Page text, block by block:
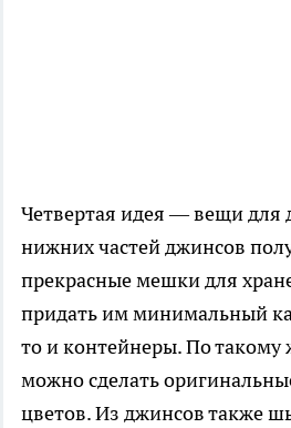
Четвертая идея — вещи для
нижних частей джинсов
прекрасные мешки для
придать им минимальный
то и контейнеры. По
можно сделать
цветов. Из джинсов также